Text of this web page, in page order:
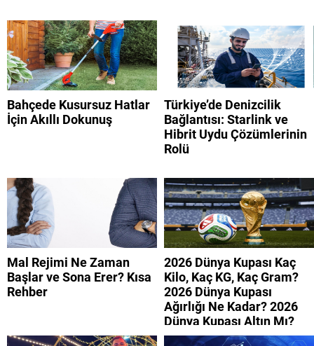
Bahçede Kusursuz Hatlar
İçin Akıllı Dokunuş
Türkiye’de Denizcilik
Bağlantısı: Starlink ve
Hibrit Uydu Çözümlerinin
Rolü
Mal Rejimi Ne Zaman
Başlar ve Sona Erer? Kısa
Rehber
2026 Dünya Kupası Kaç
Kilo, Kaç KG, Kaç Gram?
2026 Dünya Kupası
Ağırlığı Ne Kadar? 2026
Dünya Kupası Altın Mı?